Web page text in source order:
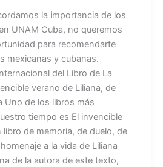
la importancia de los
UNAM Cuba, no queremos
para recomendarte
mexicanas y cubanas.
del Libro de La
verano de Liliana, de
Uno de los libros más
tiempo es El invencible
libro de memoria, de duelo, de
a la vida de Liliana
de la autora de este texto,